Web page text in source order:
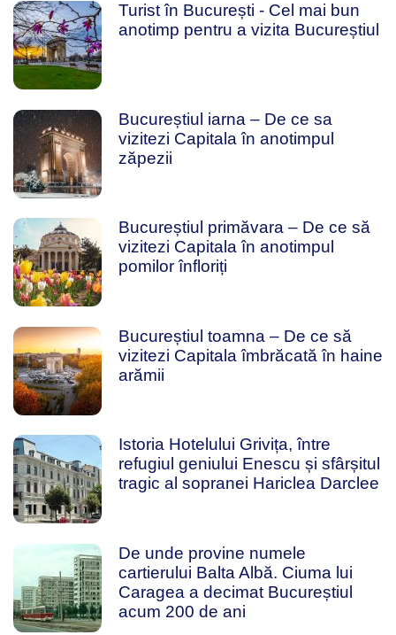
Turist în București - Cel mai bun
anotimp pentru a vizita Bucureștiul
Bucureștiul iarna – De ce sa
vizitezi Capitala în anotimpul
zăpezii
Bucureștiul primăvara – De ce să
vizitezi Capitala în anotimpul
pomilor înfloriți
Bucureștiul toamna – De ce să
vizitezi Capitala îmbrăcată în haine
arămii
Istoria Hotelului Grivița, între
refugiul geniului Enescu și sfârșitul
tragic al sopranei Hariclea Darclee
De unde provine numele
cartierului Balta Albă. Ciuma lui
Caragea a decimat Bucureștiul
acum 200 de ani